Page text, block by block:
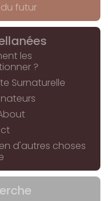
futur
les
?
Surnaturelle
d'autres choses